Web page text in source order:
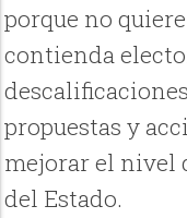
porque no
contienda
propuestas y
mejorar el nivel
del Estado.